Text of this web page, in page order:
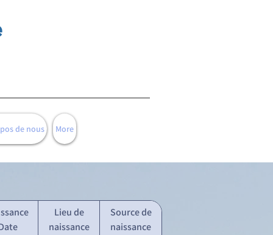
de nous More
Lieu de
naissance
Source de
naissance